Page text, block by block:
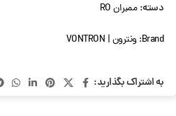
دسته: ممبران RO
Brand: ونترون | VONTRON
به اشتراک بگذارید: